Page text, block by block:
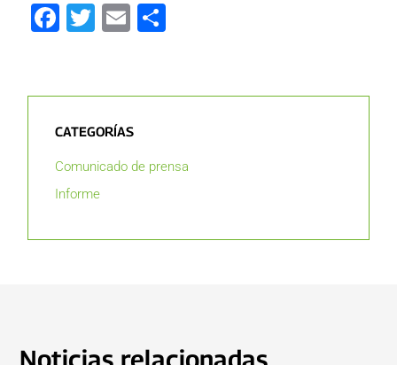
Facebook
Twitter
Email
CATEGORÍAS
Comunicado de prensa
Informe